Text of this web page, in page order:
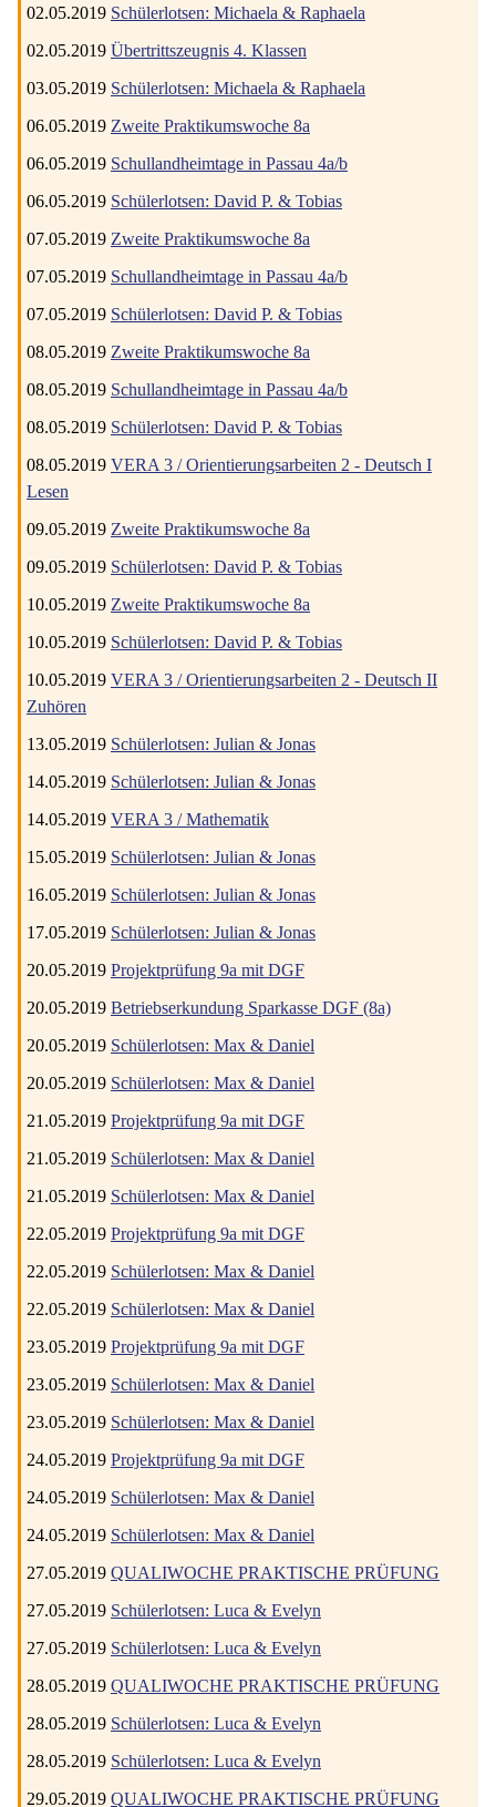
02.05.2019 Schülerlotsen: Michaela & Raphaela
02.05.2019 Übertrittszeugnis 4. Klassen
03.05.2019 Schülerlotsen: Michaela & Raphaela
06.05.2019 Zweite Praktikumswoche 8a
06.05.2019 Schullandheimtage in Passau 4a/b
06.05.2019 Schülerlotsen: David P. & Tobias
07.05.2019 Zweite Praktikumswoche 8a
07.05.2019 Schullandheimtage in Passau 4a/b
07.05.2019 Schülerlotsen: David P. & Tobias
08.05.2019 Zweite Praktikumswoche 8a
08.05.2019 Schullandheimtage in Passau 4a/b
08.05.2019 Schülerlotsen: David P. & Tobias
08.05.2019 VERA 3 / Orientierungsarbeiten 2 - Deutsch I
Lesen
09.05.2019 Zweite Praktikumswoche 8a
09.05.2019 Schülerlotsen: David P. & Tobias
10.05.2019 Zweite Praktikumswoche 8a
10.05.2019 Schülerlotsen: David P. & Tobias
10.05.2019 VERA 3 / Orientierungsarbeiten 2 - Deutsch II
Zuhören
13.05.2019 Schülerlotsen: Julian & Jonas
14.05.2019 Schülerlotsen: Julian & Jonas
14.05.2019 VERA 3 / Mathematik
15.05.2019 Schülerlotsen: Julian & Jonas
16.05.2019 Schülerlotsen: Julian & Jonas
17.05.2019 Schülerlotsen: Julian & Jonas
20.05.2019 Projektprüfung 9a mit DGF
20.05.2019 Betriebserkundung Sparkasse DGF (8a)
20.05.2019 Schülerlotsen: Max & Daniel
20.05.2019 Schülerlotsen: Max & Daniel
21.05.2019 Projektprüfung 9a mit DGF
21.05.2019 Schülerlotsen: Max & Daniel
21.05.2019 Schülerlotsen: Max & Daniel
22.05.2019 Projektprüfung 9a mit DGF
22.05.2019 Schülerlotsen: Max & Daniel
22.05.2019 Schülerlotsen: Max & Daniel
23.05.2019 Projektprüfung 9a mit DGF
23.05.2019 Schülerlotsen: Max & Daniel
23.05.2019 Schülerlotsen: Max & Daniel
24.05.2019 Projektprüfung 9a mit DGF
24.05.2019 Schülerlotsen: Max & Daniel
24.05.2019 Schülerlotsen: Max & Daniel
27.05.2019 QUALIWOCHE PRAKTISCHE PRÜFUNG
27.05.2019 Schülerlotsen: Luca & Evelyn
27.05.2019 Schülerlotsen: Luca & Evelyn
28.05.2019 QUALIWOCHE PRAKTISCHE PRÜFUNG
28.05.2019 Schülerlotsen: Luca & Evelyn
28.05.2019 Schülerlotsen: Luca & Evelyn
29.05.2019 QUALIWOCHE PRAKTISCHE PRÜFUNG